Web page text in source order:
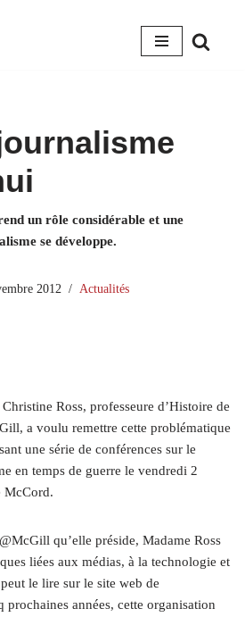
un rôle considérable et une
se développe.
2012 Actualités
Ross, professeure d’Histoire de
a voulu remettre cette problématique
une série de conférences sur le
en temps de guerre le vendredi 2
McCord.
qu’elle préside, Madame Ross
liées aux médias, à la technologie et
le lire sur le site web de
prochaines années, cette organisation